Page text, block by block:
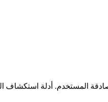
المستخدم. أدلة استكشاف